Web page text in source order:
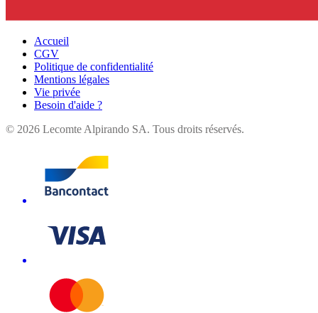
Accueil
CGV
Politique de confidentialité
Mentions légales
Vie privée
Besoin d'aide ?
© 2026 Lecomte Alpirando SA. Tous droits réservés.